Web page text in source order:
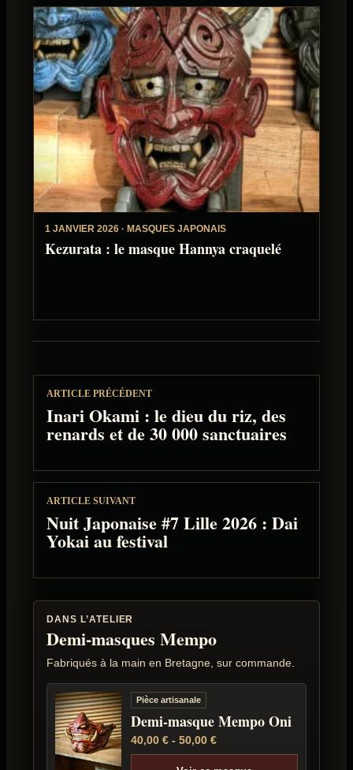
1 JANVIER 2026 · MASQUES JAPONAIS
Kezurata : le masque Hannya craquelé
ARTICLE PRÉCÉDENT
Inari Okami : le dieu du riz, des
renards et de 30 000 sanctuaires
ARTICLE SUIVANT
Nuit Japonaise #7 Lille 2026 : Dai
Yokai au festival
DANS L’ATELIER
Demi-masques Mempo
Fabriqués à la main en Bretagne, sur commande.
Pièce artisanale
Demi-masque Mempo Oni
40,00 € - 50,00 €